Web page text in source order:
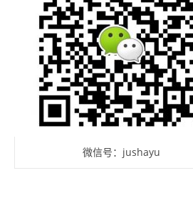
微信号：jushayu